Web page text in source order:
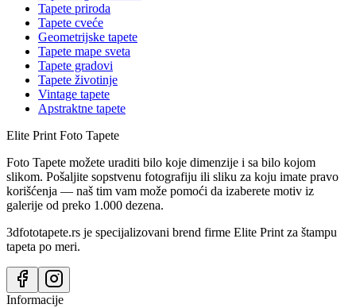
Tapete priroda
Tapete cveće
Geometrijske tapete
Tapete mape sveta
Tapete gradovi
Tapete životinje
Vintage tapete
Apstraktne tapete
Elite Print Foto Tapete
Foto Tapete možete uraditi bilo koje dimenzije i sa bilo kojom
slikom. Pošaljite sopstvenu fotografiju ili sliku za koju imate pravo
korišćenja — naš tim vam može pomoći da izaberete motiv iz
galerije od preko 1.000 dezena.
3dfototapete.rs je specijalizovani brend firme Elite Print za štampu
tapeta po meri.
Informacije